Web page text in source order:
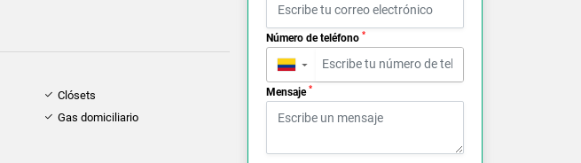
Clósets
Gas domiciliario
Número de teléfono *
▼
Mensaje *